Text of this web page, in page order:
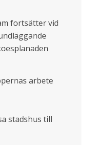
fortsätter vid
arbete
stadshus till